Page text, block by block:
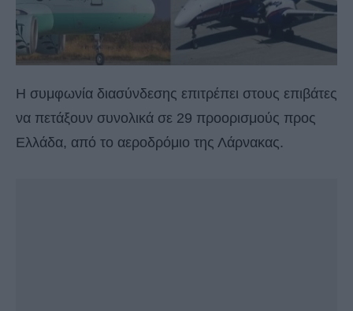
Η συμφωνία διασύνδεσης επιτρέπει στους επιβάτες
να πετάξουν συνολικά σε 29 προορισμούς προς
Ελλάδα, από το αεροδρόμιο της Λάρνακας.